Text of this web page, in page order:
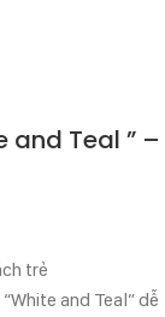
and Teal ” –
trẻ
and Teal” dễ